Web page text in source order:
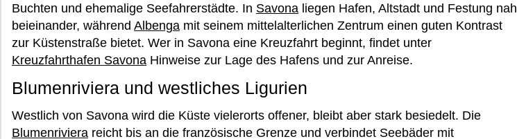
Buchten und ehemalige Seefahrerstädte. In Savona liegen Hafen, Altstadt und Festung nah
beieinander, während Albenga mit seinem mittelalterlichen Zentrum einen guten Kontrast
zur Küstenstraße bietet. Wer in Savona eine Kreuzfahrt beginnt, findet unter
Kreuzfahrthafen Savona Hinweise zur Lage des Hafens und zur Anreise.
Blumenriviera und westliches Ligurien
Westlich von Savona wird die Küste vielerorts offener, bleibt aber stark besiedelt. Die
Blumenriviera reicht bis an die französische Grenze und verbindet Seebäder mit